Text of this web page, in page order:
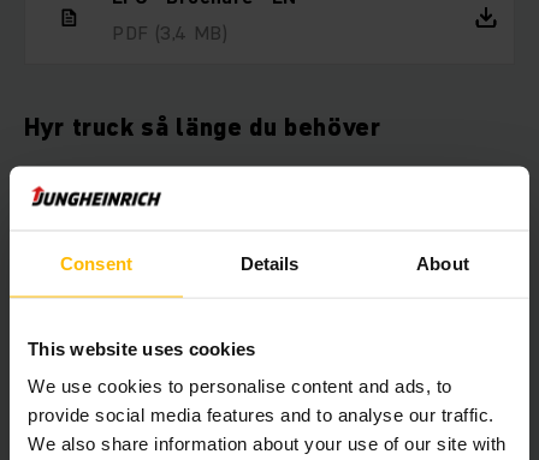
Consent Details About
This website uses cookies
We use cookies to personalise content and ads, to
provide social media features and to analyse our traffic.
We also share information about your use of our site with
PDF (3,4 MB)
Hyr truck så länge du behöver
Om du önskar hyra truck har du kommit rätt. Vi har truckar att
hyra ut för alla ändamål. Vår breda hyrflotta av truckar
och motviktstruckar. Du kan hyra truck av oss från bara 1 dag
Här kan du välja vilken truck du vill
hyra direkt online